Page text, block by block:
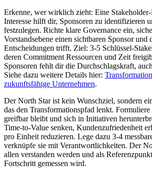
Erkenne, wer wirklich zieht: Eine
Interesse hilft dir, Sponsoren zu identifizieren
festzulegen. Richte klare Governance ein,
Vorstandsebene einen sichtbaren Sponsor und
Entscheidungen trifft. Ziel: 3-5 Schlüssel-
deren Commitment Ressourcen und Zeit
Sponsoren fehlt dir die Durchschlagskraft,
Siehe dazu weitere Details hier:
zukunftsfähige Unternehmen.
Der North Star ist kein Wunschziel, sondern
das den Transformationspfad lenkt. Formuliere
greifbar bleibt und sich in Initiativen
Time-to-Value senken, Kundenzufriedenheit
pro Einheit reduzieren. Lege dazu 3-4
verknüpfe sie mit Verantwortlichkeiten. Der
allen verstanden werden und als
Fortschritt gemessen wird.